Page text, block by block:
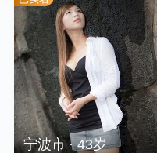
宁波市 · 43岁